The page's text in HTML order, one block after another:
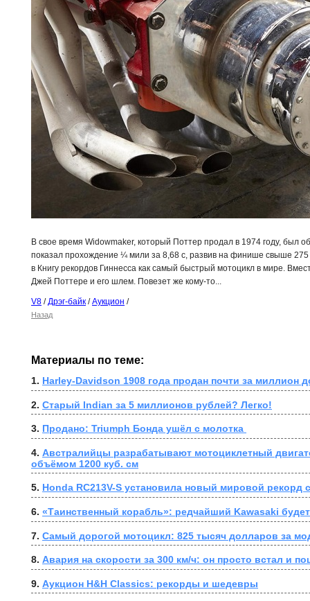
В свое время Widowmaker, который Поттер продал в 1974 году, был
показал прохождение ¼ мили за 8,68 с, развив на финише свыше 275
в Книгу рекордов Гиннесса как самый быстрый мотоцикл в мире.
Джей Поттере и его шлем. Повезет же кому-то...
V8 /Дрэг-байк /Аукцион /
Назад
Материалы по теме:
1. Harley-Davidson 1908 года продан почти за миллион
2. Старый Indian за 5 миллионов рублей? Легко!
3. Продано: Triumph Бонда ушёл с молотка
4. Австралийцы разрабатывают мотоциклетный
объёмом 1200 куб. см
5. Honda RC213V-S установила новый мировой рекорд
6. «Таинственный корабль»: редчайший Kawasaki
7. Самый дорогой мотоцикл: 825 тысяч долларов за
8. Авария на скорости за 300 км/ч: он просто встал и
9. Аукцион H&H Classics: рекорды и шедевры